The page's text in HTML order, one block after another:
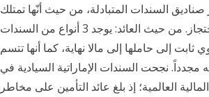
السندات المتبادلة، من حيث أنّها تمتلك
محفظة من السندات التي لديها استراتيجيات مختلفة وفترة احتجاز. من حيث العائد: يوجد 3 أنواع من السندات
إلى حاملها إلى مالا نهاية، كما أنها تتسم
مجدداً. نجحت السندات الإماراتية السيادية في
منذ الأزمة المالية العالمية؛ إذ بلغ عائد التأمين على مخاطر